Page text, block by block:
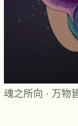
魂之所向 · 万物